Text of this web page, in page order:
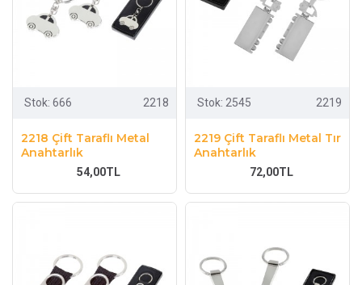
Stok: 666 2218
2218 Çift Taraflı Metal
Anahtarlık
54,00TL
Stok: 2545 2219
2219 Çift Taraflı Metal Tır
Anahtarlık
72,00TL